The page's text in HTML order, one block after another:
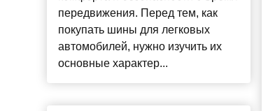
передвижения. Перед тем, как
покупать шины для легковых
автомобилей, нужно изучить их
основные характер...